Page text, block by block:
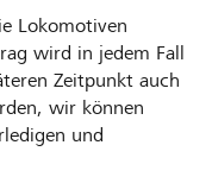
Lokomotiven
wird in jedem Fall
Zeitpunkt auch
wir können
und